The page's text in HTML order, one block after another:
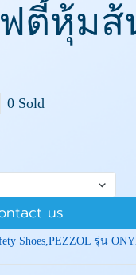
ตี้หุ้มส้
0 Sold
us
Shoes,PEZZOL รุ่น